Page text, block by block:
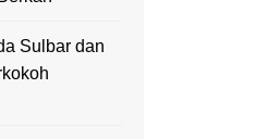
Sulbar dan